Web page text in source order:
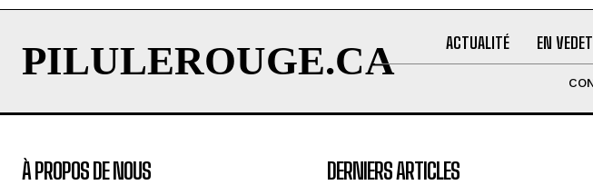
PILULEROUGE.CA ACTUALITÉ EN
À PROPOS DE NOUS DERNIERS ARTICLES